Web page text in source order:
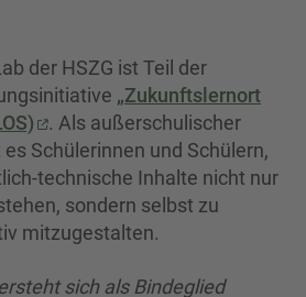
Informationen
Akzeptieren
by Usercentrics Consent
Platform
der HSZG ist Teil der
„Zukunftslernort
. Als außerschulischer
Schülerinnen und Schülern,
technische Inhalte nicht nur
sondern selbst zu
mitzugestalten.
sich als Bindeglied